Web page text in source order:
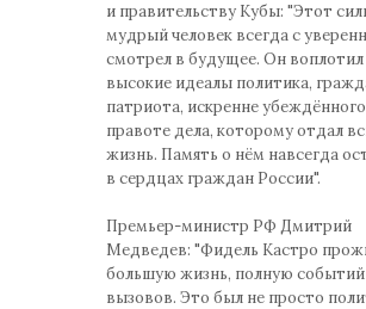
и правительству Кубы: "Этот
мудрый человек всегда с
смотрел в будущее. Он воплотил
высокие идеалы политика,
патриота, искренне
правоте дела, которому отдал
жизнь. Память о нём навсегда
в сердцах граждан России".
Премьер-министр РФ Дмитрий
Медведев: "Фидель Кастро
большую жизнь, полную
вызовов. Это был не просто